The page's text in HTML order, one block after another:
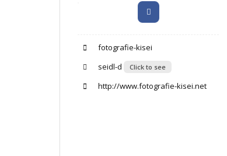
fotografie-kisei
seidl-d
Click to see
http://www.fotografie-kisei.net